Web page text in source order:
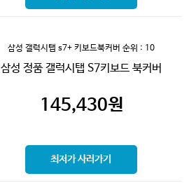
삼성 갤럭시탭 s7+ 키보드북커버 순위 : 10
삼성 정품 갤럭시탭 S7키보드 북커버
145,430원
최저가 사러가기